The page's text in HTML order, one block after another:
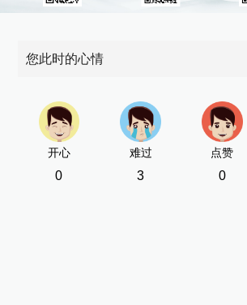
您此时的心情
开心
0
难过
3
点赞
0